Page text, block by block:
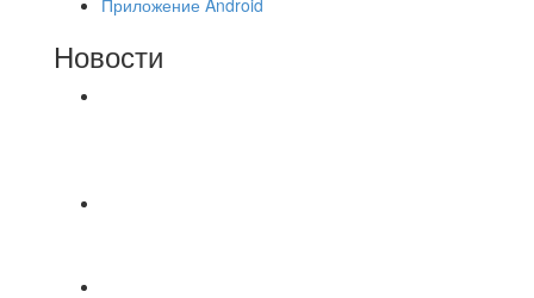
Новости